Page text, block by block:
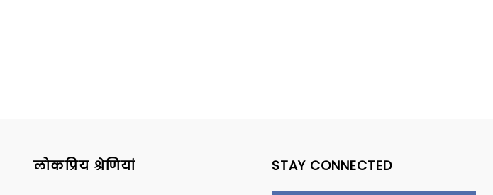
लोकप्रिय श्रेणियां STAY CONNECTED